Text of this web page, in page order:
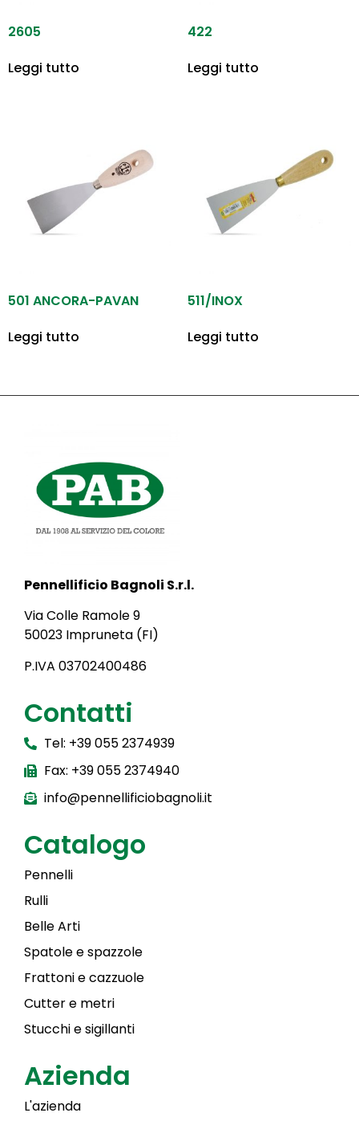
2605
Leggi tutto
422
Leggi tutto
501 ANCORA-PAVAN
Leggi tutto
511/INOX
Leggi tutto
Pennellificio Bagnoli S.r.l.
Via Colle Ramole 9
50023 Impruneta (FI)
P.IVA 03702400486
Contatti
Tel: +39 055 2374939
Fax: +39 055 2374940
info@pennellificiobagnoli.it
Catalogo
Pennelli
Rulli
Belle Arti
Spatole e spazzole
Frattoni e cazzuole
Cutter e metri
Stucchi e sigillanti
Azienda
L'azienda